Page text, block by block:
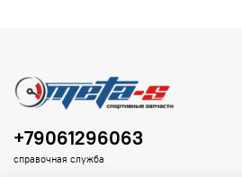
+79061296063
справочная служба